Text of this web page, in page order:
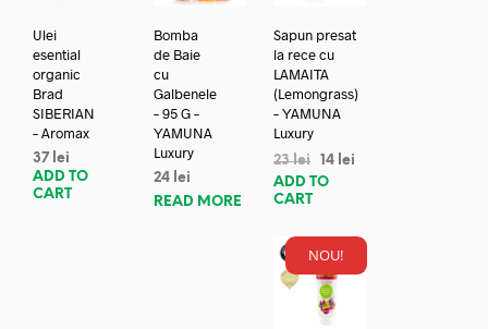
Ulei
esential
organic
Brad
SIBERIAN
– Aromax
37 lei
ADD TO
CART
Bomba
de Baie
cu
Galbenele
– 95 G –
YAMUNA
Luxury
24 lei
READ MORE
Sapun presat
la rece cu
LAMAITA
(Lemongrass)
– YAMUNA
Luxury
23lei 14 lei
ADD TO
CART
NOU!